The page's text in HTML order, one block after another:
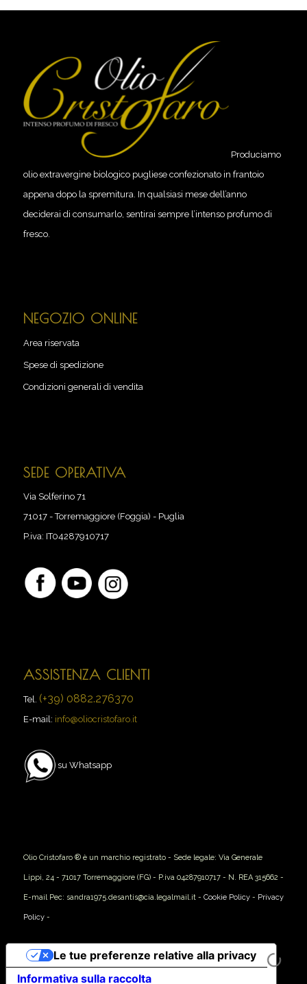
Produciamo
olio extravergine biologico pugliese confezionato in frantoio
appena dopo la spremitura. In qualsiasi mese dell’anno
deciderai di consumarlo, sentirai sempre l’intenso profumo di
fresco.
NEGOZIO ONLINE
Area riservata
Spese di spedizione
Condizioni generali di vendita
SEDE OPERATIVA
Via Solferino 71
71017-Torremaggiore (Foggia) - Puglia
P.iva: IT04287910717
ASSISTENZA CLIENTI
Tel. (+39) 0882.276370
E-mail: info@oliocristofaro.it
su Whatsapp
Olio Cristofaro ® è un marchio registrato - Sede legale: Via Generale
Lippi, 24 - 71017 Torremaggiore (FG) - P.iva 04287910717 - N. REA 315662 -
E-mail Pec: sandra1975.desantis@cia.legalmail.it - Cookie Policy- Privacy
Policy-
Informativa sulla raccolta
Le tue preferenze relative alla privacy